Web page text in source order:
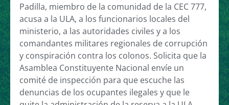
Padilla, miembro de la comunidad de la CEC 777,
acusa a la ULA, a los funcionarios locales del
ministerio, a las autoridades civiles y a los
comandantes militares regionales de corrupción
y conspiración contra los colonos. Solicita que la
Asamblea Constituyente Nacional envíe un
comité de inspección para que escuche las
denuncias de los ocupantes ilegales y que le